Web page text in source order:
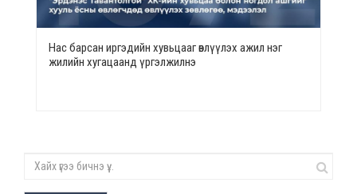
Нас барсан иргэдийн хувьцааг өвлүүлэх ажил нэг
жилийн хугацаанд үргэлжилнэ